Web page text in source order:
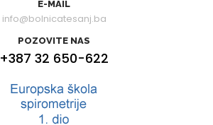
E-MAIL
info@bolnicatesanj.ba
POZOVITE NAS
+387 32 650-622